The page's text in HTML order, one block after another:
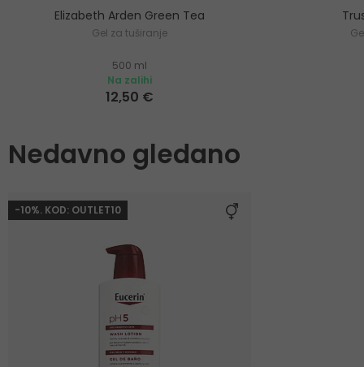
Elizabeth Arden Green Tea
Gel za tuširanje
500 ml
Na zalihi
12,50 €
Nedavno gledano
-10%. KOD: OUTLET10